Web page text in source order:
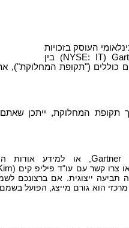
העוסק בזכויות
(
NYSE: IT
)בין
תקופת המחלוקת, ייתכן
Gartner , או למידע אודות
או צרו קשר עם עו"ד פיליפ קים (
תביעה ייצוגית. אם ברצונכם
הוא גורם מייצג, הפועל